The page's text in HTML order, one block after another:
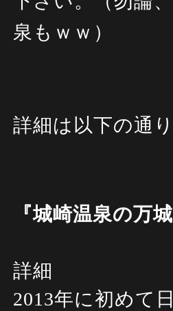
泉もｗｗ）
詳細は以下の通り
『城崎温泉の万
詳細
2013年に初めて